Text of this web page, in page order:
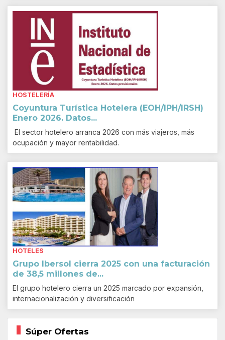
HOSTELERÍA
Coyuntura Turística Hotelera (EOH/IPH/IRSH)
Enero 2026. Datos...
El sector hotelero arranca 2026 con más viajeros, más
ocupación y mayor rentabilidad.
HOTELES
Grupo Ibersol cierra 2025 con una facturación
de 38,5 millones de...
El grupo hotelero cierra un 2025 marcado por expansión,
internacionalización y diversificación
Súper Ofertas